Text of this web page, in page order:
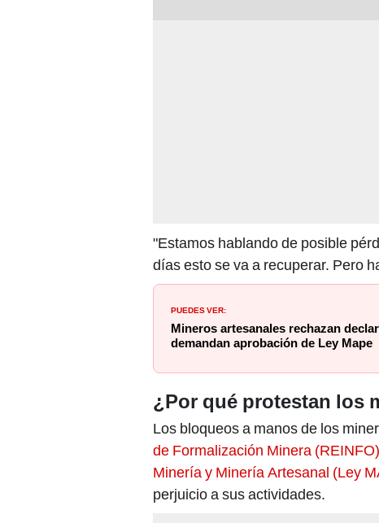
"Estamos hablando de posible
días esto se va a recuperar. Pero
PUEDES VER:
Mineros artesanales rechazan
demandan aprobación de Ley Mape
¿Por qué protestan los
Los bloqueos a manos de los
de Formalización Minera (REINFO)
Minería y Minería Artesanal (Ley
perjuicio a sus actividades.